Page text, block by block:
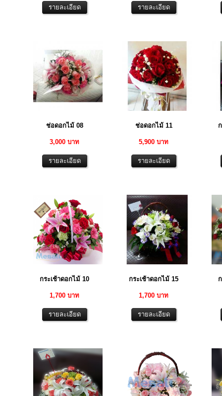
ช่อดอกไม้ 08
3,000 บาท
ช่อดอกไม้ 11
5,900 บาท
กระเช้าดอกไม้ 10
1,700 บาท
กระเช้าดอกไม้ 15
1,700 บาท